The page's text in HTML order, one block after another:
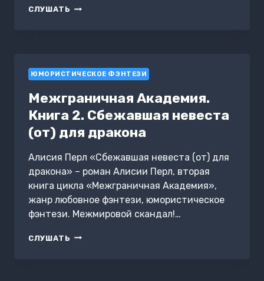
СЛУШАТЬ БЕЛОГОР.
ЮМОРИСТИЧЕСКОЕ ФЭНТЕЗИ
Межграничная Академия.
Книга 2. Сбежавшая невеста
(от) для дракона
Алисия Перл «Сбежавшая невеста (от) для
дракона» – роман Алисии Перл, вторая
книга цикла «Межграничная Академия»,
жанр любовное фэнтези, юмористическое
фэнтези. Межмировой скандал!…
СЛУШАТЬ МЕЖГРАНИЧНАЯ